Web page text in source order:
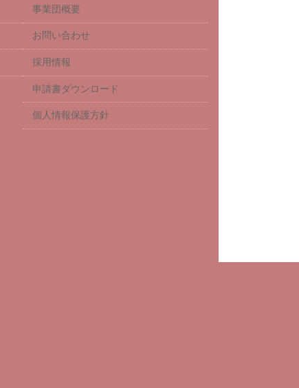
事業団概要
お問い合わせ
採用情報
申請書ダウンロード
個人情報保護方針